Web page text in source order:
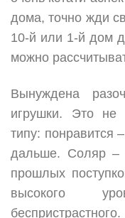
дома, точно жди
10-й или 1-й дом
можно
Вынуждена
игрушки. Это не
типу: понравится
дальше. Соляр –
прошлых
высокого